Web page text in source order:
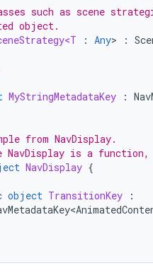
such as scene
object.
: Any> :
MyStringMetadataKey :
from NavDisplay.
NavDisplay is a function,
NavDisplay {
object TransitionKey
: